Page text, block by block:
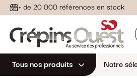
+ de 20 000 références en stock
Tous nos produits Notre